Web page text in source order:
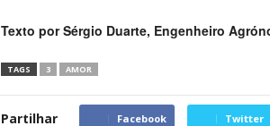
Texto por Sérgio Duarte, Engenheiro
TAGS 3 AMOR
Partilhar Facebook Twitter